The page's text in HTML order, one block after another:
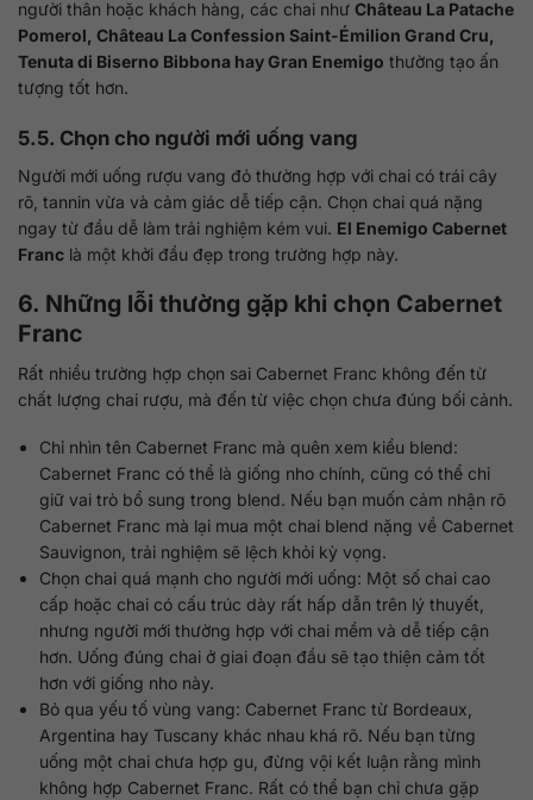
người thân hoặc khách hàng, các chai như Château La Patache
Pomerol, Château La Confession Saint-Émilion Grand Cru,
Tenuta di Biserno Bibbona hay Gran Enemigo thường tạo ấn
tượng tốt hơn.
5.5. Chọn cho người mới uống vang
Người mới uống rượu vang đỏ thường hợp với chai có trái cây
rõ, tannin vừa và cảm giác dễ tiếp cận. Chọn chai quá nặng
ngay từ đầu dễ làm trải nghiệm kém vui. El Enemigo Cabernet
Franc là một khởi đầu đẹp trong trường hợp này.
6. Những lỗi thường gặp khi chọn Cabernet
Franc
Rất nhiều trường hợp chọn sai Cabernet Franc không đến từ
chất lượng chai rượu, mà đến từ việc chọn chưa đúng bối cảnh.
Chỉ nhìn tên Cabernet Franc mà quên xem kiểu blend:
Cabernet Franc có thể là giống nho chính, cũng có thể chỉ
giữ vai trò bổ sung trong blend. Nếu bạn muốn cảm nhận rõ
Cabernet Franc mà lại mua một chai blend nặng về Cabernet
Sauvignon, trải nghiệm sẽ lệch khỏi kỳ vọng.
Chọn chai quá mạnh cho người mới uống: Một số chai cao
cấp hoặc chai có cấu trúc dày rất hấp dẫn trên lý thuyết,
nhưng người mới thường hợp với chai mềm và dễ tiếp cận
hơn. Uống đúng chai ở giai đoạn đầu sẽ tạo thiện cảm tốt
hơn với giống nho này.
Bỏ qua yếu tố vùng vang: Cabernet Franc từ Bordeaux,
Argentina hay Tuscany khác nhau khá rõ. Nếu bạn từng
uống một chai chưa hợp gu, đừng vội kết luận rằng mình
không hợp Cabernet Franc. Rất có thể bạn chỉ chưa gặp